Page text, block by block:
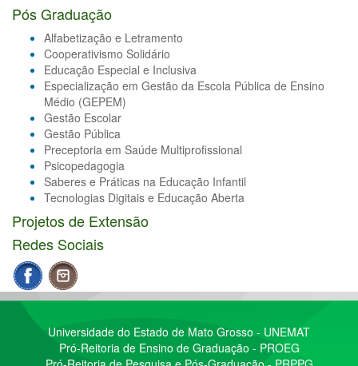
Pós Graduação
Alfabetização e Letramento
Cooperativismo Solidário
Educação Especial e Inclusiva
Especialização em Gestão da Escola Pública de Ensino
Médio (GEPEM)
Gestão Escolar
Gestão Pública
Preceptoria em Saúde Multiprofissional
Psicopedagogia
Saberes e Práticas na Educação Infantil
Tecnologias Digitais e Educação Aberta
Projetos de Extensão
Redes Sociais
Universidade do Estado de Mato Grosso - UNEMAT
Pró-Reitoria de Ensino de Graduação - PROEG